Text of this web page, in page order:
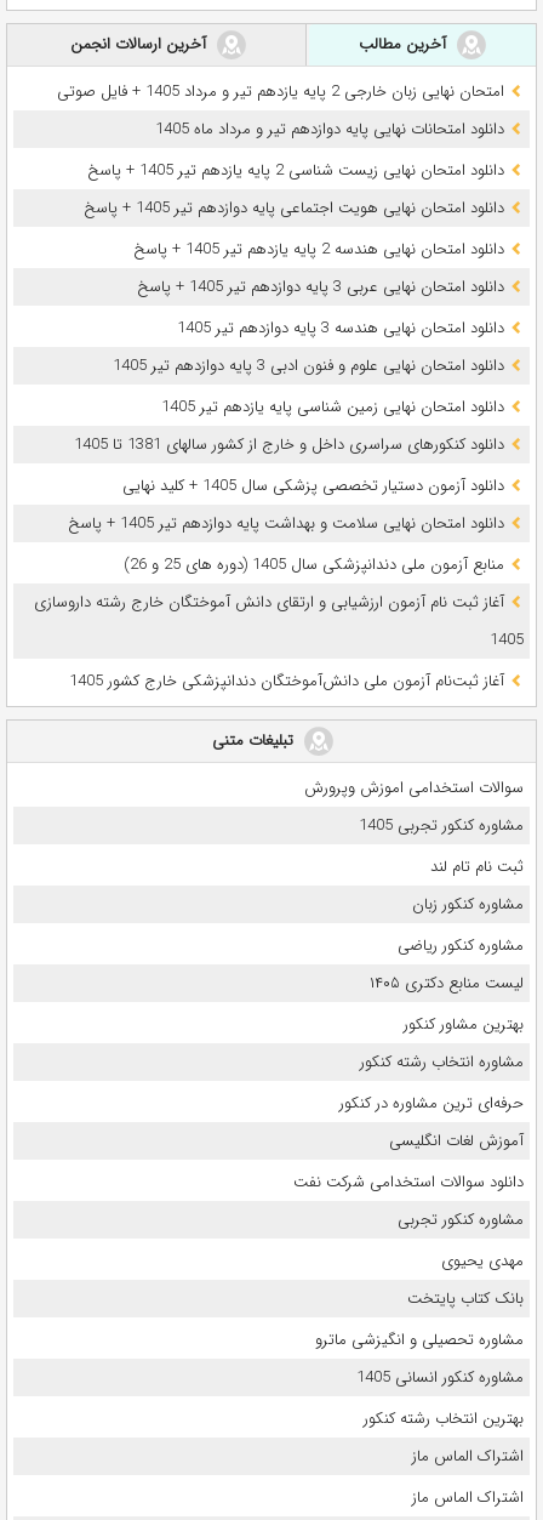
آخرین مطالب
آخرین ارسالات انجمن
امتحان نهایی زبان خارجی 2 پایه یازدهم تیر و مرداد 1405 + فایل صوتی
دانلود امتحانات نهایی پایه دوازدهم تیر و مرداد ماه 1405
دانلود امتحان نهایی زیست شناسی 2 پایه یازدهم تیر 1405 + پاسخ
دانلود امتحان نهایی هویت اجتماعی پایه دوازدهم تیر 1405 + پاسخ
دانلود امتحان نهایی هندسه 2 پایه یازدهم تیر 1405 + پاسخ
دانلود امتحان نهایی عربی 3 پایه دوازدهم تیر 1405 + پاسخ
دانلود امتحان نهایی هندسه 3 پایه دوازدهم تیر 1405
دانلود امتحان نهایی علوم و فنون ادبی 3 پایه دوازدهم تیر 1405
دانلود امتحان نهایی زمین شناسی پایه یازدهم تیر 1405
دانلود کنکورهای سراسری داخل و خارج از کشور سالهای 1381 تا 1405
دانلود آزمون دستیار تخصصی پزشکی سال 1405 + کلید نهایی
دانلود امتحان نهایی سلامت و بهداشت پایه دوازدهم تیر 1405 + پاسخ
ﻣﻨﺎﺑﻊ آزﻣﻮن ﻣﻠﯽ دندانپزشکی سال 1405 (دوره های 25 و 26)
آغاز ثبت نام آزمون‌ ارزشیابی و ارتقای دانش آموختگان خارج رشته داروسازی
1405
آغاز ثبت‌نام آزمون ملی دانش‌آموختگان دندانپزشکی خارج کشور 1405
تبلیغات متنی
سوالات استخدامی اموزش وپرورش
مشاوره کنکور تجربی 1405
ثبت نام تام لند
مشاوره کنکور زبان
مشاوره کنکور ریاضی
لیست منابع دکتری ۱۴۰۵
بهترین مشاور کنکور
مشاوره انتخاب رشته کنکور
حرفه‌ای ترین مشاوره در کنکور
آموزش لغات انگلیسی
دانلود سوالات استخدامی شرکت نفت
مشاوره کنکور تجربی
مهدی یحیوی
بانک کتاب پایتخت
مشاوره تحصیلی و انگیزشی ماترو
مشاوره کنکور انسانی 1405
بهترین انتخاب رشته کنکور
اشتراک الماس ماز
اشتراک الماس ماز